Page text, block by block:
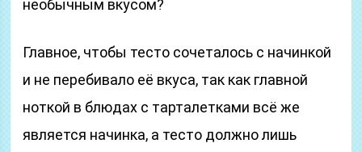
необычным вкусом?
Главное, чтобы тесто сочеталось с начинкой
и не перебивало её вкуса, так как главной
ноткой в блюдах с тарталетками всё же
является начинка, а тесто должно лишь